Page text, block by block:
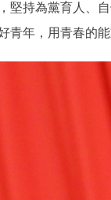
堅持為黨育人、
青年，用青春的